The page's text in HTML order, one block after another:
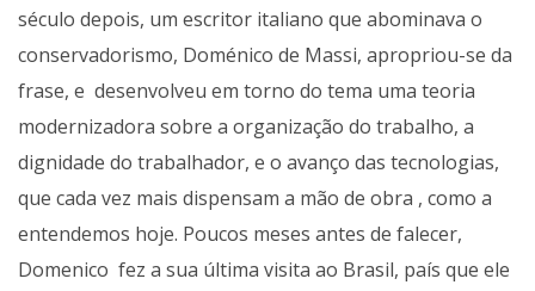
século depois, um escritor italiano que abominava o
conservadorismo, Doménico de Massi, apropriou-se da
frase, e desenvolveu em torno do tema uma teoria
modernizadora sobre a organização do trabalho, a
dignidade do trabalhador, e o avanço das tecnologias,
que cada vez mais dispensam a mão de obra , como a
entendemos hoje. Poucos meses antes de falecer,
Domenico fez a sua última visita ao Brasil, país que ele